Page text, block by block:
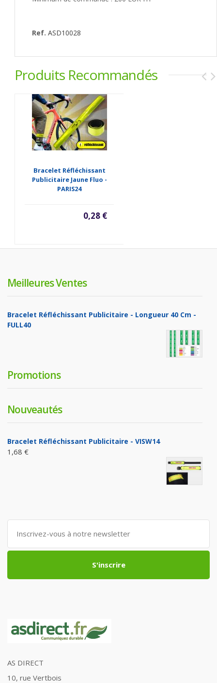
Ref. ASD10028
Produits Recommandés
Bracelet Réfléchissant
Publicitaire Jaune Fluo -
PARIS24
0,28 €
Meilleures Ventes
Bracelet Réfléchissant Publicitaire - Longueur 40 Cm -
FULL40
Promotions
Nouveautés
Bracelet Réfléchissant Publicitaire - VISW14
1,68 €
S'inscrire
AS DIRECT
10, rue Vertbois